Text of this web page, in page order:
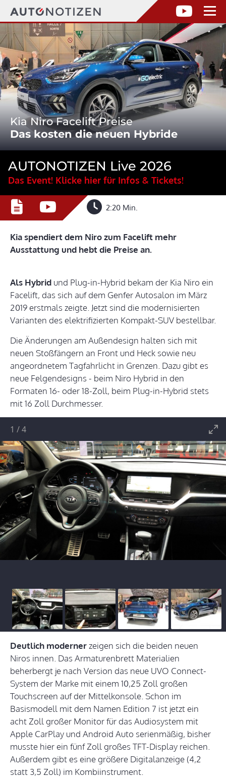
Kia Niro Facelift Preise
Das kosten die neuen Hybride
AUTONOTIZEN Live 2026
Das Event! Klicke hier für Infos & Tickets!
2:20 Min.
Kia spendiert dem Niro zum Facelift mehr
Ausstattung und hebt die Preise an.
Als Hybrid und Plug-in-Hybrid bekam der Kia Niro ein
Facelift, das sich auf dem Genfer Autosalon im März
2019 erstmals zeigte. Jetzt sind die modernisierten
Varianten des elektrifizierten Kompakt-SUV bestellbar.
Die Änderungen am Außendesign halten sich mit
neuen Stoßfängern an Front und Heck sowie neu
angeordnetem Tagfahrlicht in Grenzen. Dazu gibt es
neue Felgendesigns - beim Niro Hybrid in den
Formaten 16- oder 18-Zoll, beim Plug-in-Hybrid stets
mit 16 Zoll Durchmesser.
1 /4
Deutlich modernerzeigen sich die beiden neuen
Niros innen. Das Armaturenbrett Materialien
beherbergt je nach Version das neue UVO Connect-
System der Marke mit einem 10,25 Zoll großen
Touchscreen auf der Mittelkonsole. Schon im
Basismodell mit dem Namen Edition 7 ist jetzt ein
acht Zoll großer Monitor für das Audiosystem mit
Apple CarPlay und Android Auto serienmäßig, bisher
musste hier ein fünf Zoll großes TFT-Display reichen.
Außerdem gibt es eine größere Digitalanzeige (4,2
statt 3,5 Zoll) im Kombiinstrument.